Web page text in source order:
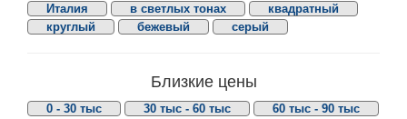
Италия
в светлых тонах
квадратный
круглый
бежевый серый
Близкие цены
0 - 30 тыс 30 тыс - 60 тыс 60 тыс - 90 тыс